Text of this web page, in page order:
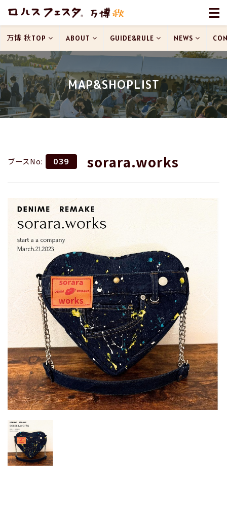
MAP&SHOPLIST
万博 秋TOP ABOUT GUIDE&RULE NEWS
ブースNo: 039 sorara.works